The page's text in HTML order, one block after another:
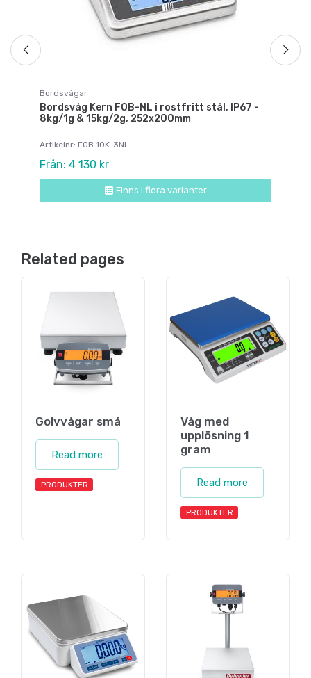
Bordsvågar
Bordsvåg Kern FOB-NL i rostfritt stål, IP67 -
8kg/1g & 15kg/2g, 252x200mm
Artikelnr: FOB 10K-3NL
Från: 4 130 kr
Finns i flera varianter
Related pages
Golvvågar små
Read more
PRODUKTER
Våg med
upplösning 1
gram
Read more
PRODUKTER